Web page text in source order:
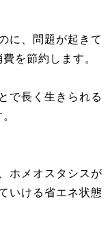
に、問題が起きて
を節約します。
で長く生きられる
ホメオスタシスが
いける省エネ状態